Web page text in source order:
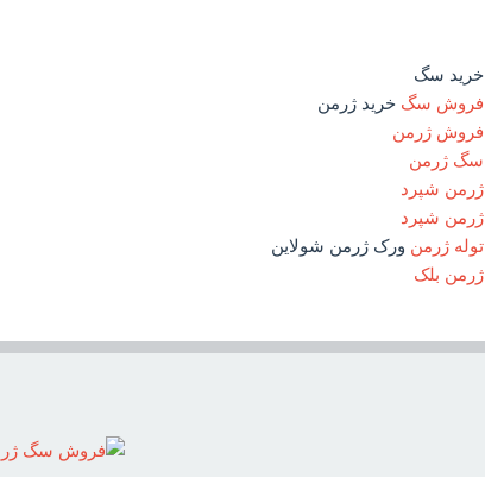
خريد سگ
فروش سگ خريد ژرمن
فروش ژرمن
سگ ژرمن
ژرمن شپرد
ژرمن شپرد
توله ژرمن ورک ژرمن شولاين
ژرمن بلک